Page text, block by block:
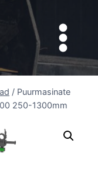
/ Puurmasinate
250-1300mm